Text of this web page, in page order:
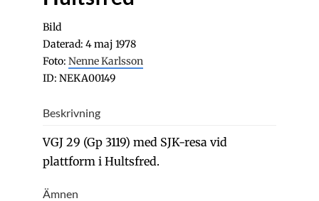
Bild
Daterad: 4 maj 1978
Foto: Nenne Karlsson
ID: NEKA00149
Beskrivning
VGJ 29 (Gp 3119) med SJK-resa vid
plattform i Hultsfred.
Ämnen